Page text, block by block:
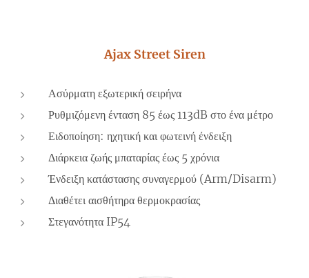
Ajax Street Siren
Ασύρματη εξωτερική σειρήνα
Ρυθμιζόμενη ένταση 85 έως 113dB στο ένα μέτρο
Ειδοποίηση: ηχητική και φωτεινή ένδειξη
Διάρκεια ζωής μπαταρίας έως 5 χρόνια
Ένδειξη κατάστασης συναγερμού (Arm/Disarm)
Διαθέτει αισθήτηρα θερμοκρασίας
Στεγανότητα IP54